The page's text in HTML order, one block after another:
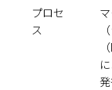
プロセ
ス